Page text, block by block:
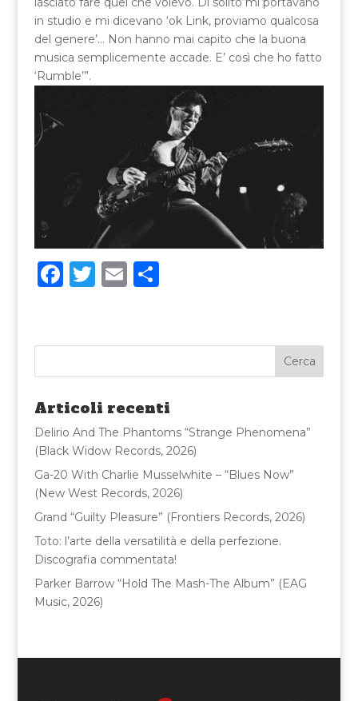
in studio e mi dicevano ‘ok Link, proviamo qualcosa
del genere’… Non hanno mai capito che la buona
musica semplicemente accade. E’ così che ho fatto
‘Rumble’”.
F
e
b
o
o
k
T
te
r
E
l
C
di
vi
di
Articoli recenti
Delirio And The Phantoms “Strange Phenomena”
(Black Widow Records, 2026)
Ga-20 With Charlie Musselwhite – “Blues Now”
(New West Records, 2026)
Grand “Guilty Pleasure” (Frontiers Records, 2026)
Toto: l’arte della versatilità e della perfezione.
Discografia commentata!
Parker Barrow “Hold The Mash-The Album” (EAG
Music, 2026)